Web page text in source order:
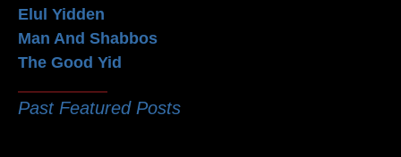
Elul Yidden
Man And Shabbos
The Good Yid
Past Featured Posts